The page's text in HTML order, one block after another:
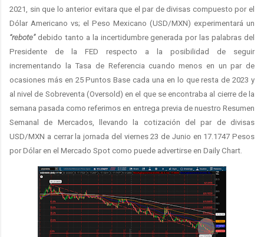
2021, sin que lo anterior evitara que el par de divisas compuesto por el
Dólar Americano vs; el Peso Mexicano (USD/MXN) experimentará un
“rebote” debido tanto a la incertidumbre generada por las palabras del
Presidente de la FED respecto a la posibilidad de seguir
incrementando la Tasa de Referencia cuando menos en un par de
ocasiones más en 25 Puntos Base cada una en lo que resta de 2023 y
al nivel de Sobreventa (Oversold) en el que se encontraba al cierre de la
semana pasada como referimos en entrega previa de nuestro Resumen
Semanal de Mercados, llevando la cotización del par de divisas
USD/MXN a cerrar la jornada del viernes 23 de Junio en 17.1747 Pesos
por Dólar en el Mercado Spot como puede advertirse en Daily Chart.